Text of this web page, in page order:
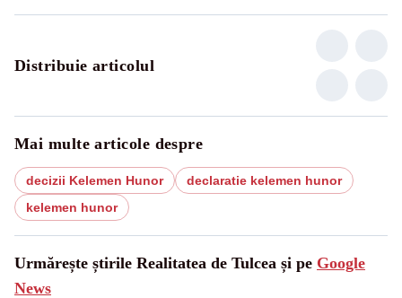
Distribuie articolul
Mai multe articole despre
decizii Kelemen Hunor
declaratie kelemen hunor
kelemen hunor
Urmărește știrile Realitatea de Tulcea și pe Google
News